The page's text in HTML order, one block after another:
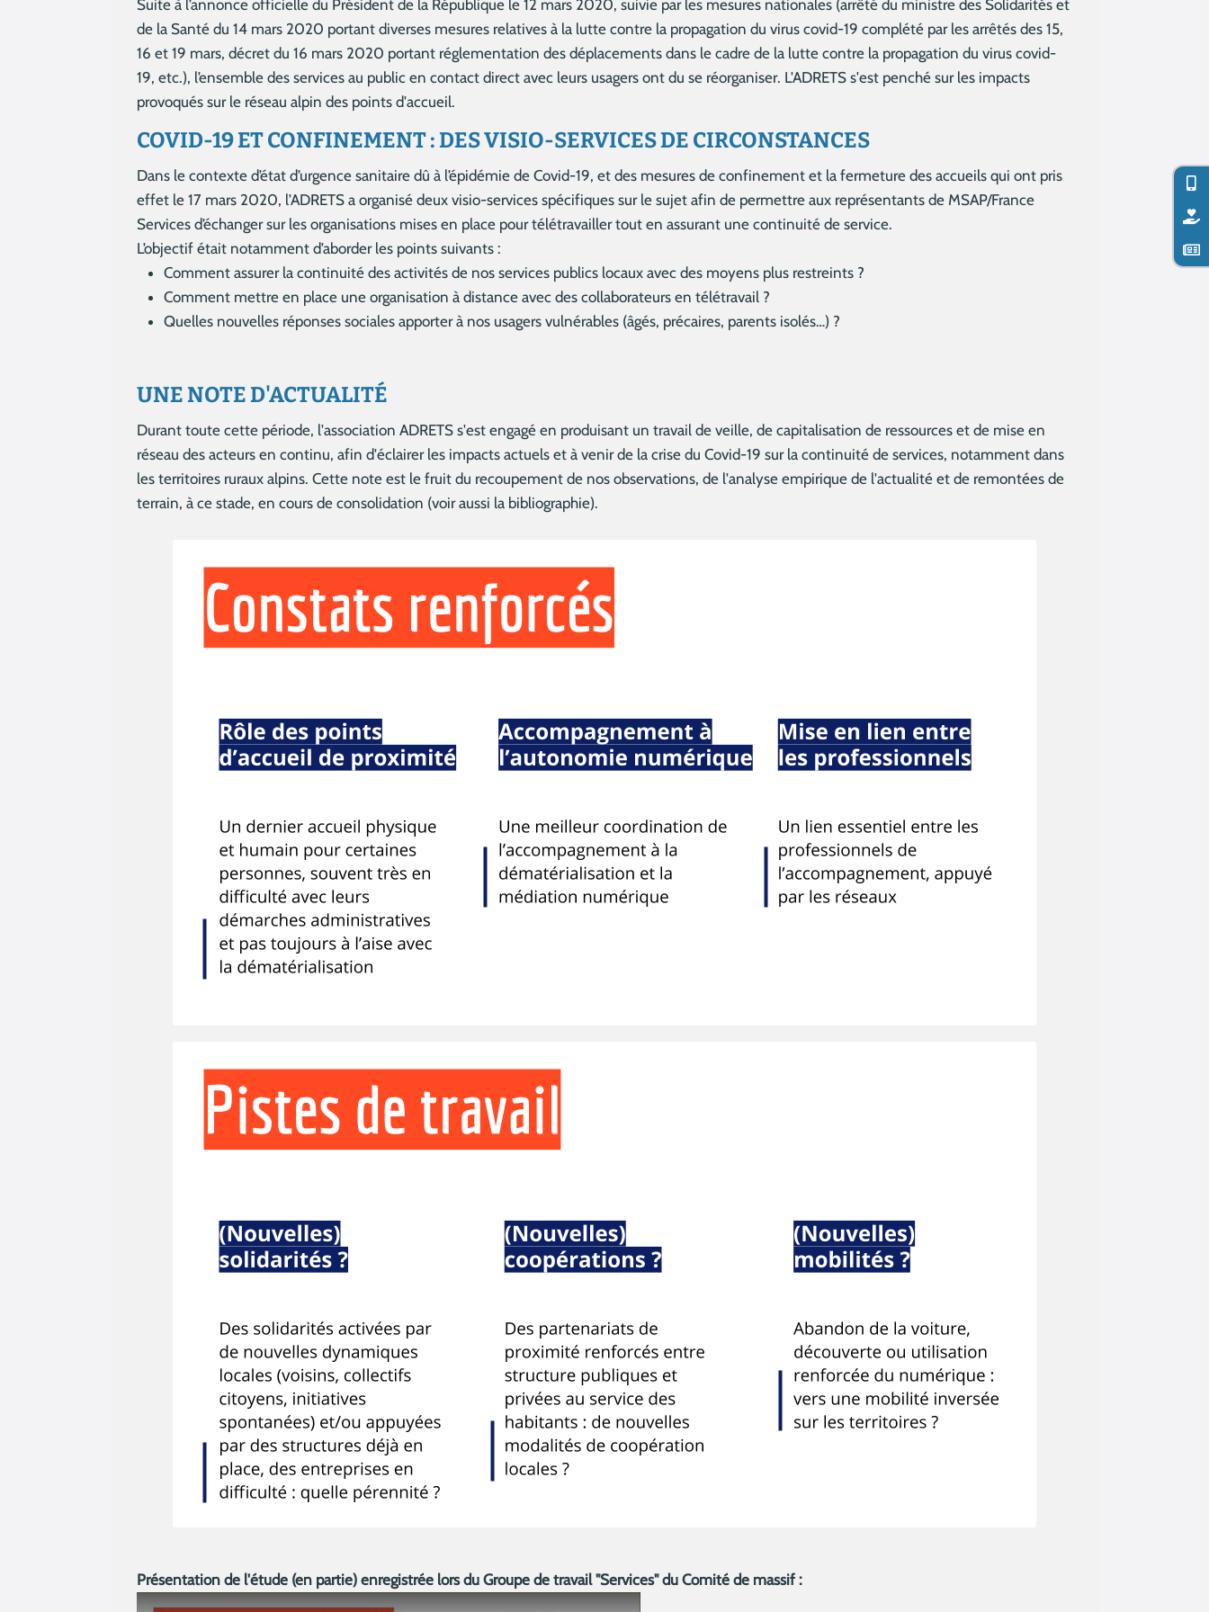
Suite à l’annonce officielle du Président de la République le 12 mars 2020, suivie par les mesures nationales (arrêté du ministre des Solidarités et
de la Santé du 14 mars 2020 portant diverses mesures relatives à la lutte contre la propagation du virus covid-19 complété par les arrêtés des 15,
16 et 19 mars, décret du 16 mars 2020 portant réglementation des déplacements dans le cadre de la lutte contre la propagation du virus covid-
19, etc.), l’ensemble des services au public en contact direct avec leurs usagers ont du se réorganiser. L'ADRETS s'est penché sur les impacts
provoqués sur le réseau alpin des points d'accueil.
COVID-19 ET CONFINEMENT : DES VISIO-SERVICES DE CIRCONSTANCES
Dans le contexte d’état d’urgence sanitaire dû à l’épidémie de Covid-19, et des mesures de confinement et la fermeture des accueils qui ont pris
effet le 17 mars 2020, l’ADRETS a organisé deux visio-services spécifiques sur le sujet afin de permettre aux représentants de MSAP/France
Services d’échanger sur les organisations mises en place pour télétravailler tout en assurant une continuité de service.
L’objectif était notamment d’aborder les points suivants :
Comment assurer la continuité des activités de nos services publics locaux avec des moyens plus restreints ?
Comment mettre en place une organisation à distance avec des collaborateurs en télétravail ?
Quelles nouvelles réponses sociales apporter à nos usagers vulnérables (âgés, précaires, parents isolés…) ?
UNE NOTE D'ACTUALITÉ
Durant toute cette période, l'association ADRETS s'est engagé en produisant un travail de veille, de capitalisation de ressources et de mise en
réseau des acteurs en continu, afin d'éclairer les impacts actuels et à venir de la crise du Covid-19 sur la continuité de services, notamment dans
les territoires ruraux alpins. Cette note est le fruit du recoupement de nos observations, de l'analyse empirique de l'actualité et de remontées de
terrain, à ce stade, en cours de consolidation (voir aussi la bibliographie).
Présentation de l'étude (en partie) enregistrée lors du Groupe de travail "Services" du Comité de massif :